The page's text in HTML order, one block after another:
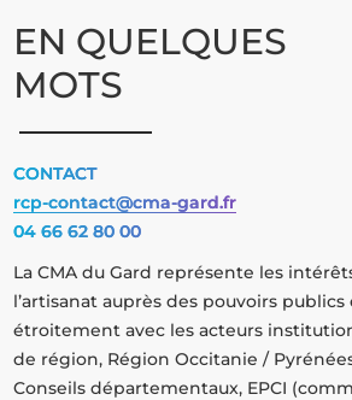
EN QUELQUES
MOTS
CONTACT
rcp-contact@cma-gard.fr
04 66 62 80 00
La CMA du Gard représente les
l’artisanat auprès des pouvoirs
étroitement avec les acteurs
de région, Région Occitanie /
Conseils départementaux, EPCI